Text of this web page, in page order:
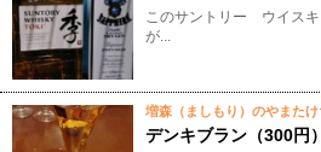
このサントリー ウイ
が...
増森（ましもり）のやまた
デンキブラン（300円